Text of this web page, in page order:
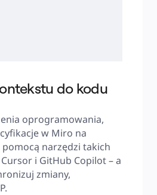
do kodu
oprogramowania,
w Miro na
pomocą narzędzi takich
i GitHub Copilot – a
zmiany,